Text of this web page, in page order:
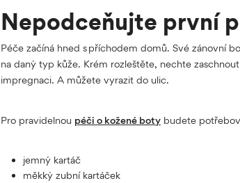
Nepodceňujte první
Péče začíná hned s příchodem domů. Své zánovní
na daný typ kůže. Krém rozleštěte, nechte
impregnaci. A můžete vyrazit do ulic.
Pro pravidelnou péči o kožené boty budete
jemný kartáč
měkký zubní kartáček